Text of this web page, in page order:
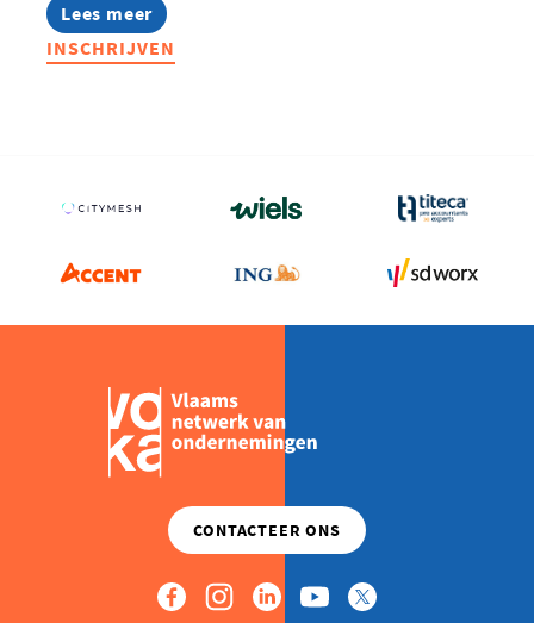
Lees meer
about
Lerend
Netwerk
INSCHRIJVEN